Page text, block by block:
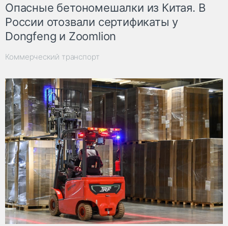
Опасные бетономешалки из Китая. В
России отозвали сертификаты у
Dongfeng и Zoomlion
Коммерческий транспорт